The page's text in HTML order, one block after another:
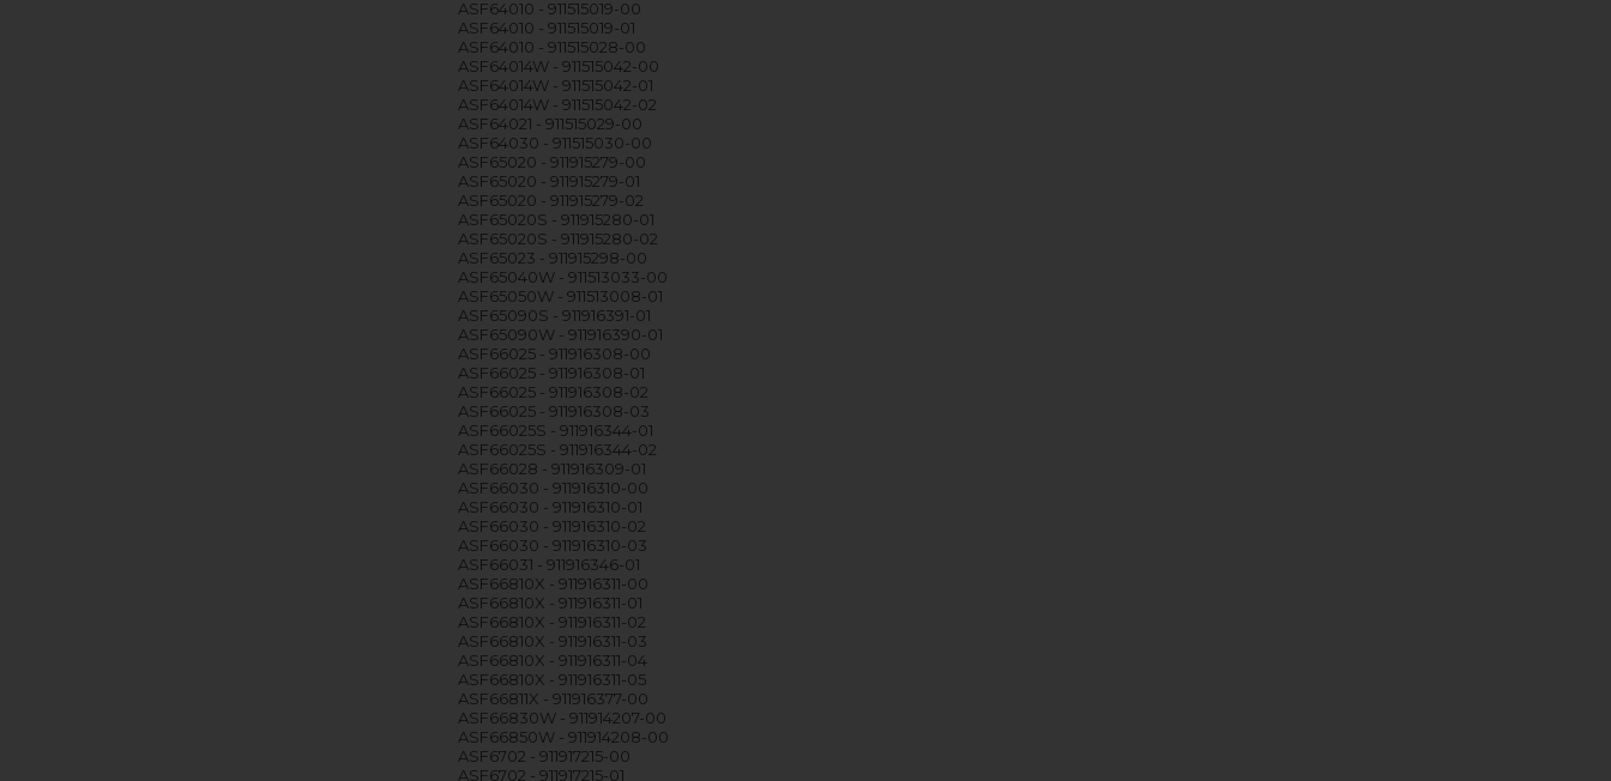
ASF64010 - 911515019-00
ASF64010 - 911515019-01
ASF64010 - 911515028-00
ASF64014W - 911515042-00
ASF64014W - 911515042-01
ASF64014W - 911515042-02
ASF64021 - 911515029-00
ASF64030 - 911515030-00
ASF65020 - 911915279-00
ASF65020 - 911915279-01
ASF65020 - 911915279-02
ASF65020S - 911915280-01
ASF65020S - 911915280-02
ASF65023 - 911915298-00
ASF65040W - 911513033-00
ASF65050W - 911513008-01
ASF65090S - 911916391-01
ASF65090W - 911916390-01
ASF66025 - 911916308-00
ASF66025 - 911916308-01
ASF66025 - 911916308-02
ASF66025 - 911916308-03
ASF66025S - 911916344-01
ASF66025S - 911916344-02
ASF66028 - 911916309-01
ASF66030 - 911916310-00
ASF66030 - 911916310-01
ASF66030 - 911916310-02
ASF66030 - 911916310-03
ASF66031 - 911916346-01
ASF66810X - 911916311-00
ASF66810X - 911916311-01
ASF66810X - 911916311-02
ASF66810X - 911916311-03
ASF66810X - 911916311-04
ASF66810X - 911916311-05
ASF66811X - 911916377-00
ASF66830W - 911914207-00
ASF66850W - 911914208-00
ASF6702 - 911917215-00
ASF6702 - 911917215-01